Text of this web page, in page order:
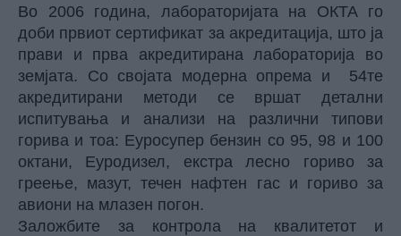
Во 2006 година, лабораторијата на ОКТА го
доби првиот сертификат за акредитација, што ја
прави и прва акредитирана лабораторија во
земјата. Со својата модерна опрема и 54те
акредитирани методи се вршат детални
испитувања и анализи на различни типови
горива и тоа: Еуросупер бензин со 95, 98 и 100
октани, Еуродизел, екстра лесно гориво за
греење, мазут, течен нафтен гас и гориво за
авиони на млазен погон.
Заложбите за контрола на квалитетот и